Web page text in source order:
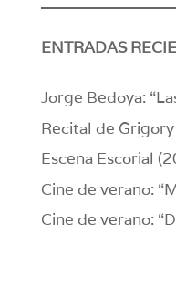
ENTRADAS
Jorge Bedoya:
Recital de
Escena Escorial
Cine de verano:
Cine de verano: